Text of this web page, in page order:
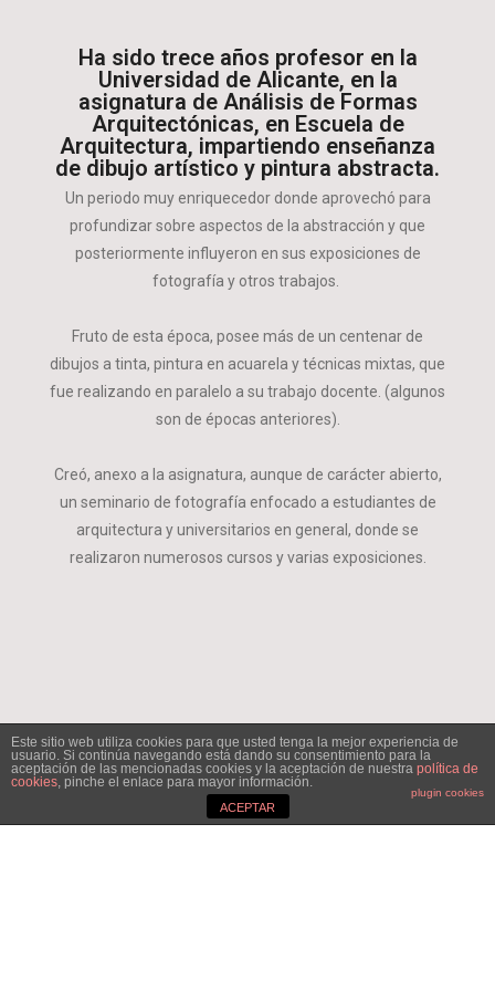
Ha sido trece años profesor en la
Universidad de Alicante, en la
asignatura de Análisis de Formas
Arquitectónicas, en Escuela de
Arquitectura, impartiendo enseñanza
de dibujo artístico y pintura abstracta.
Un periodo muy enriquecedor donde aprovechó para
profundizar sobre aspectos de la abstracción y que
posteriormente influyeron en sus exposiciones de
fotografía y otros trabajos.
Fruto de esta época, posee más de un centenar de
dibujos a tinta, pintura en acuarela y técnicas mixtas, que
fue realizando en paralelo a su trabajo docente. (algunos
son de épocas anteriores).
Creó, anexo a la asignatura, aunque de carácter abierto,
un seminario de fotografía enfocado a estudiantes de
arquitectura y universitarios en general, donde se
realizaron numerosos cursos y varias exposiciones.
Este sitio web utiliza cookies para que usted tenga la mejor experiencia de
usuario. Si continúa navegando está dando su consentimiento para la
aceptación de las mencionadas cookies y la aceptación de nuestra política de
cookies, pinche el enlace para mayor información.
plugin cookies
ACEPTAR